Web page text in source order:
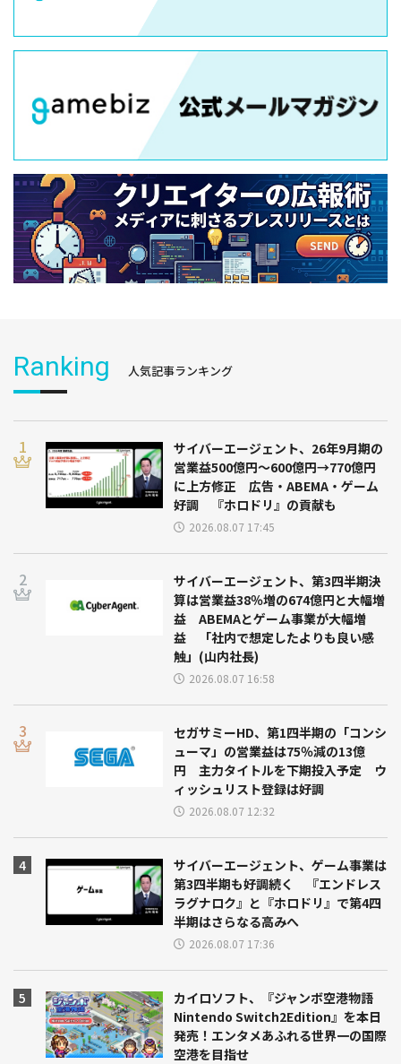
Ranking 人気記事ランキング
サイバーエージェント、26年9月期の
営業益500億円～600億円→770億円
に上方修正 広告・ABEMA・ゲーム
好調 『ホロドリ』の貢献も
2026.08.07 17:45
サイバーエージェント、第3四半期決
算は営業益38％増の674億円と大幅増
益 ABEMAとゲーム事業が大幅増
益 「社内で想定したよりも良い感
触」(山内社長)
2026.08.07 16:58
セガサミーHD、第1四半期の「コンシ
ューマ」の営業益は75％減の13億
円 主力タイトルを下期投入予定 ウ
ィッシュリスト登録は好調
2026.08.07 12:32
サイバーエージェント、ゲーム事業は
第3四半期も好調続く 『エンドレス
ラグナロク』と『ホロドリ』で第4四
半期はさらなる高みへ
2026.08.07 17:36
カイロソフト、『ジャンボ空港物語
Nintendo Switch2Edition』を本日
発売！エンタメあふれる世界一の国際
空港を目指せ